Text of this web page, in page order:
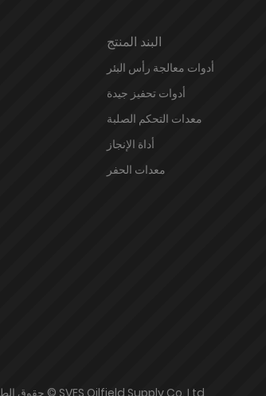
البند المنتج
أدوات معالجة رأس البئر
أدوات تحفيز جيدة
معدات التحكم الصلبة
أداة الإنجاز
معدات الحفر